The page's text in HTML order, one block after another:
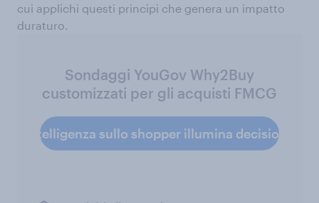
cui applichi questi principi che genera un impatto
duraturo.
Sondaggi YouGov Why2Buy
customizzati per gli acquisti FMCG
l’intelligenza sullo shopper illumina decisioni